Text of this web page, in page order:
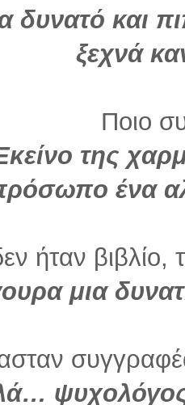
δυνατό και
ξεχνά
Ποιο
της
ένα
ήταν βιβλίο,
μια